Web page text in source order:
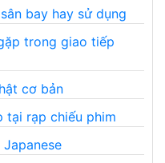
bay hay sử dụng
trong giao tiếp
cơ bản
tại rạp chiếu phim